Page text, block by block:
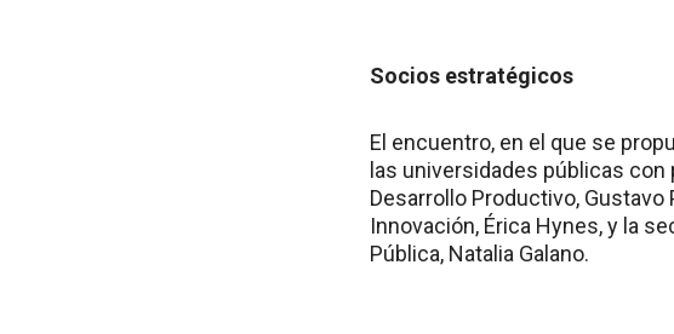
Socios estratégicos
El encuentro, en el que se
las universidades públicas
Desarrollo Productivo,
Innovación, Érica Hynes, y la
Pública, Natalia Galano.